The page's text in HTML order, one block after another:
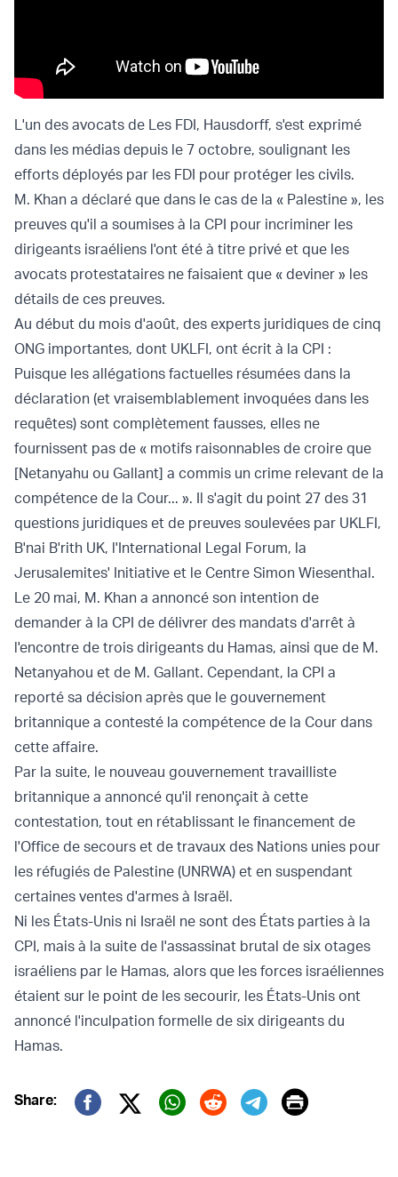
L'un des avocats de Les FDI, Hausdorff, s'est exprimé
dans les médias depuis le 7 octobre, soulignant les
efforts déployés par les FDI pour protéger les civils.
M. Khan a déclaré que dans le cas de la « Palestine », les
preuves qu'il a soumises à la CPI pour incriminer les
dirigeants israéliens l'ont été à titre privé et que les
avocats protestataires ne faisaient que « deviner » les
détails de ces preuves.
Au début du mois d'août, des experts juridiques de cinq
ONG importantes, dont UKLFI, ont écrit à la CPI :
Puisque les allégations factuelles résumées dans la
déclaration (et vraisemblablement invoquées dans les
requêtes) sont complètement fausses, elles ne
fournissent pas de « motifs raisonnables de croire que
[Netanyahu ou Gallant] a commis un crime relevant de la
compétence de la Cour... ». Il s'agit du point 27 des 31
questions juridiques et de preuves soulevées par UKLFI,
B'nai B'rith UK, l'International Legal Forum, la
Jerusalemites' Initiative et le Centre Simon Wiesenthal.
Le 20 mai, M. Khan a annoncé son intention de
demander à la CPI de délivrer des mandats d'arrêt à
l'encontre de trois dirigeants du Hamas, ainsi que de M.
Netanyahou et de M. Gallant. Cependant, la CPI a
reporté sa décision après que le gouvernement
britannique a contesté la compétence de la Cour dans
cette affaire.
Par la suite, le nouveau gouvernement travailliste
britannique a annoncé qu'il renonçait à cette
contestation, tout en rétablissant le financement de
l'Office de secours et de travaux des Nations unies pour
les réfugiés de Palestine (UNRWA) et en suspendant
certaines ventes d'armes à Israël.
Ni les États-Unis ni Israël ne sont des États parties à la
CPI, mais à la suite de l'assassinat brutal de six otages
israéliens par le Hamas, alors que les forces israéliennes
étaient sur le point de les secourir, les États-Unis ont
annoncé l'inculpation formelle de six dirigeants du
Hamas.
Share:
Twitter (X)
Print